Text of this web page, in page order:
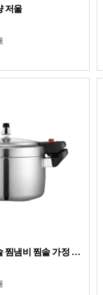
저울
찜냄비 찜솥 가정 압력 밥